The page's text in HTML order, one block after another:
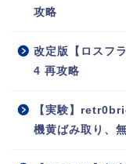
攻略
改定版【ロスフ
4 再攻略
【実験】
機黄ばみ取り、